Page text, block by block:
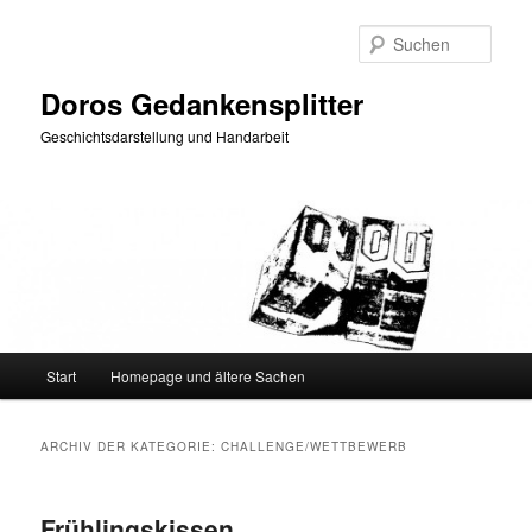
Doros Gedankensplitter
Geschichtsdarstellung und Handarbeit
Start Homepage und ältere Sachen
ARCHIV DER KATEGORIE:CHALLENGE/WETTBEWERB